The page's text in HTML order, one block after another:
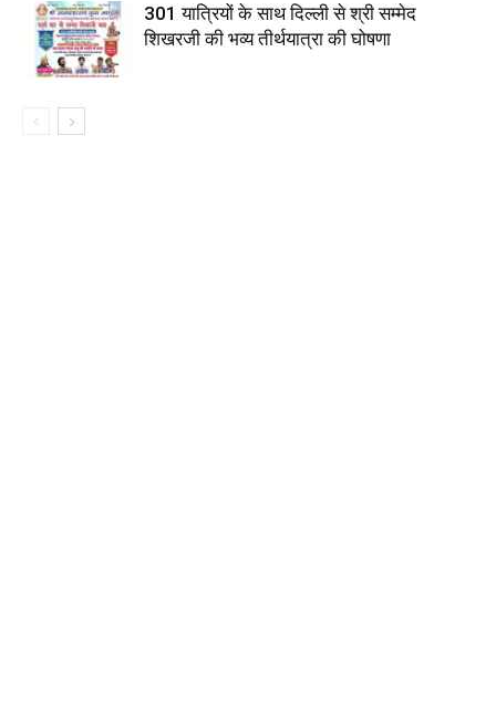
301 यात्रियों के साथ दिल्ली से श्री सम्मेद
शिखरजी की भव्य तीर्थयात्रा की घोषणा